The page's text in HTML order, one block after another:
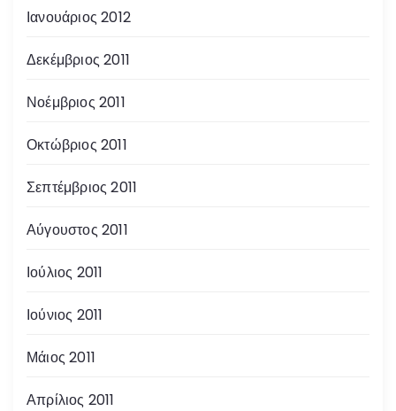
Ιανουάριος 2012
Δεκέμβριος 2011
Νοέμβριος 2011
Οκτώβριος 2011
Σεπτέμβριος 2011
Αύγουστος 2011
Ιούλιος 2011
Ιούνιος 2011
Μάιος 2011
Απρίλιος 2011